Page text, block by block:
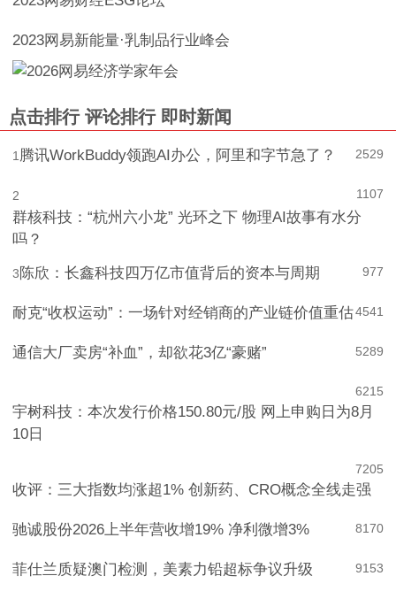
2023网易新能量·乳制品行业峰会
点击排行 评论排行 即时新闻
2529
1腾讯WorkBuddy领跑AI办公，阿里和字节急了？
1107
2
群核科技：“杭州六小龙” 光环之下 物理AI故事有水分
吗？
977
3 陈欣：长鑫科技四万亿市值背后的资本与周期
541
4
耐克“收权运动”：一场针对经销商的产业链价值重估
289
5
通信大厂卖房“补血”，却欲花3亿“豪赌”
215
6
宇树科技：本次发行价格150.80元/股 网上申购日为8月
10日
205
7
收评：三大指数均涨超1% 创新药、CRO概念全线走强
170
8
驰诚股份2026上半年营收增19% 净利微增3%
153
9
菲仕兰质疑澳门检测，美素力铅超标争议升级